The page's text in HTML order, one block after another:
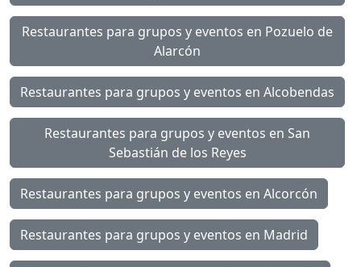
Restaurantes para grupos y eventos en Pozuelo de
Alarcón
Restaurantes para grupos y eventos en Alcobendas
Restaurantes para grupos y eventos en San
Sebastián de los Reyes
Restaurantes para grupos y eventos en Alcorcón
Restaurantes para grupos y eventos en Madrid